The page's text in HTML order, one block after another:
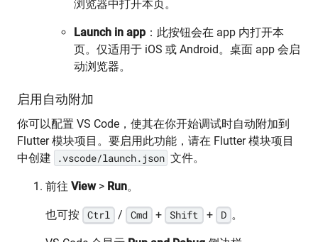
浏览器中打开本页。
Launch in app ：此按钮会在 app 内打开本
页。仅适用于 iOS 或 Android。桌面 app 会启
动浏览器。
启用自动附加
你可以配置 VS Code，使其在你开始调试时自动附加到
Flutter 模块项目。要启用此功能，请在 Flutter 模块项目
中创建
.vscode/launch.json 文件。
前往 View > Run。
也可按 Ctrl / Cmd + Shift + D 。